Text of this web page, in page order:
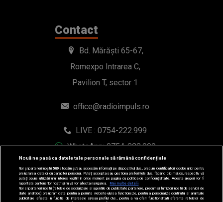
Contact
Bd. Mărăști 65-67,
Romexpo Intrarea C,
Pavilion T, sector 1
office@radioimpuls.ro
LIVE : 0754-222.999
WhatsApp: 0754-222.999
Nouă ne pasă ca datele tale personale să rămână confidențiale
Noi și partenerii noștri589stocăm și/sau accesăm informații pe dispozitivul dvs., precum identificatorii cookie unici pentru
prelucrarea datelor cu caracter personal. Puteți accepta sau gestiona preferințele dvs. făcând clic mai jos, respectiv vă
puteți opune utilizării unui interes legitim în orice moment pe pagina cu politica de confidențialitate. Aceste alegeri vor fi
raportate partenerilor noștri și nu vă vor afecta navigarea.
Mai multe detalii
Noi si partenerii nostri (retelele de socializare si agentiile de publicitate partenere, precum si furnizorii nostri de servicii de
date analitice) prelucram date pentru a permite website-ului sa functioneze, pentru a personaliza continutul si anunturile
publicitare afisate in functie de interesele si/sau profilul dvs., pentru a va oferi functionalitati aferente retelelor de